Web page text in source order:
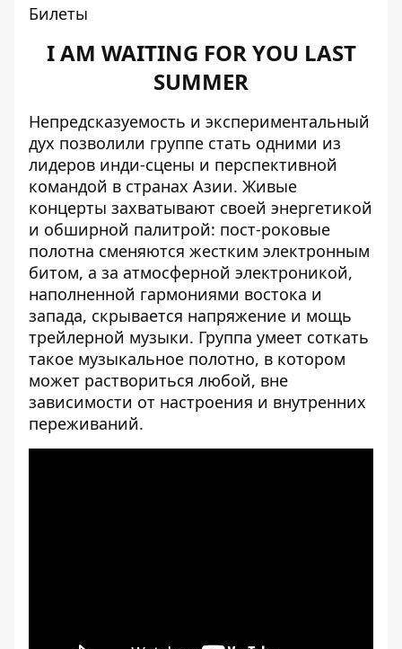
Билеты
I AM WAITING FOR YOU LAST
SUMMER
Непредсказуемость и экспериментальный
дух позволили группе стать одними из
лидеров инди-сцены и перспективной
командой в странах Азии. Живые
концерты захватывают своей энергетикой
и обширной палитрой: пост-роковые
полотна сменяются жестким электронным
битом, а за атмосферной электроникой,
наполненной гармониями востока и
запада, скрывается напряжение и мощь
трейлерной музыки. Группа умеет соткать
такое музыкальное полотно, в котором
может раствориться любой, вне
зависимости от настроения и внутренних
переживаний.